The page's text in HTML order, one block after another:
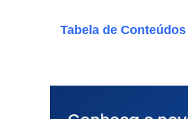
Tabela de Conteúdos